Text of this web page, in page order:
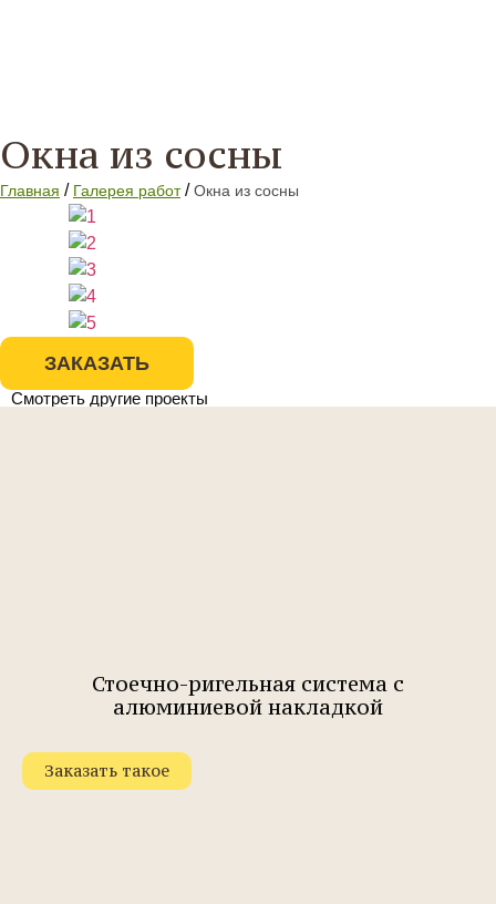
Окна из сосны
Главная / Галерея работ / Окна из сосны
ЗАКАЗАТЬ
Смотреть другие проекты
Стоечно-ригельная система с
алюминиевой накладкой
Заказать такое